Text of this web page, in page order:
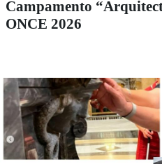
Campamento
ONCE 2026